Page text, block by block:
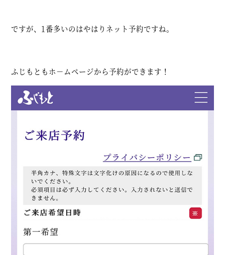
ですが、1番多いのはやはりネット予約ですね。
ふじもともホ－ムページから予約ができます！